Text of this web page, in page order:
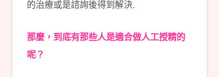
的治療或是諮詢後得到解決.
那麼，到底有那些人是適合做人工授精的
呢？